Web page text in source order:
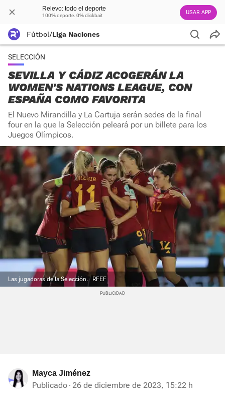
Relevo: todo el deporte
100% deporte. 0% clickbait USAR APP
Fútbol/Liga Naciones
SELECCIÓN
SEVILLA Y CÁDIZ ACOGERÁN LA
WOMEN'S NATIONS LEAGUE, CON
ESPAÑA COMO FAVORITA
El Nuevo Mirandilla y La Cartuja serán sedes de la final
four en la que la Selección peleará por un billete para los
Juegos Olímpicos.
Las jugadoras de la Selección. RFEF
Mayca Jiménez
Publicado 26 de diciembre de 2023, 15:22 h